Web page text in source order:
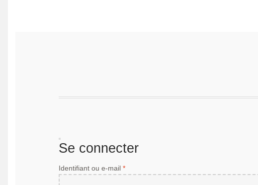
Se connecter
Identifiant ou e-mail*Obligatoire